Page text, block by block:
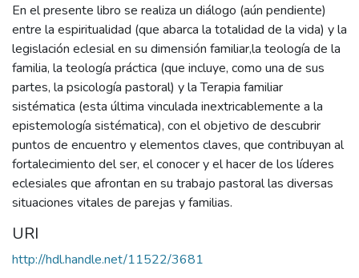
En el presente libro se realiza un diálogo (aún pendiente)
entre la espiritualidad (que abarca la totalidad de la vida) y la
legislación eclesial en su dimensión familiar,la teología de la
familia, la teología práctica (que incluye, como una de sus
partes, la psicología pastoral) y la Terapia familiar
sistématica (esta última vinculada inextricablemente a la
epistemología sistématica), con el objetivo de descubrir
puntos de encuentro y elementos claves, que contribuyan al
fortalecimiento del ser, el conocer y el hacer de los líderes
eclesiales que afrontan en su trabajo pastoral las diversas
situaciones vitales de parejas y familias.
URI
http://hdl.handle.net/11522/3681